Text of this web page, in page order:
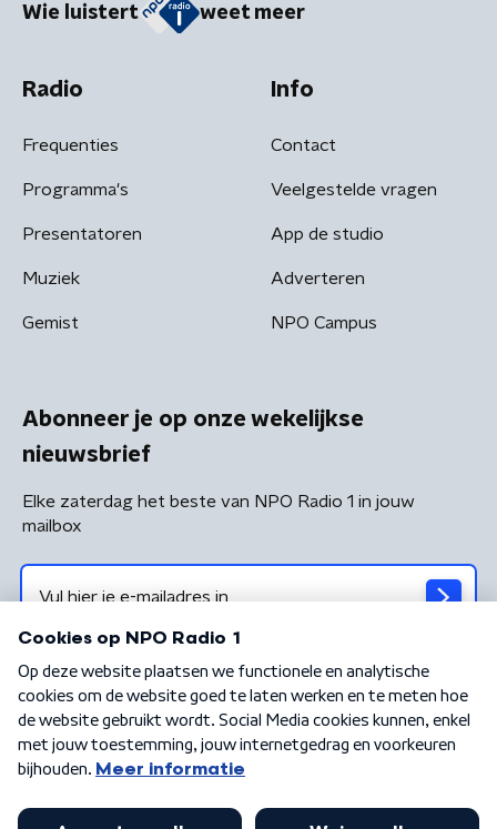
Wie luistert weet meer
Radio
Frequenties
Programma's
Presentatoren
Muziek
Gemist
Info
Contact
Veelgestelde vragen
App de studio
Adverteren
NPO Campus
Abonneer je op onze wekelijkse
nieuwsbrief
Elke zaterdag het beste van NPO Radio 1 in jouw
mailbox
Algemene voorwaarden